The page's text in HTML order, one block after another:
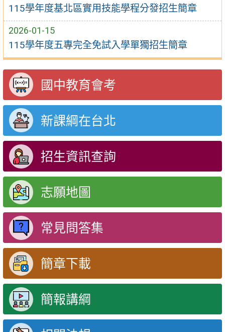
115學年度基北區實用技能學程分發招生簡章
2026-01-15
115學年度五專完全免試入學單獨招生簡章
國中教育會考
新課綱在台北
招生資訊查詢
志願地圖
常見問答集
簡章下載
簡報講綱